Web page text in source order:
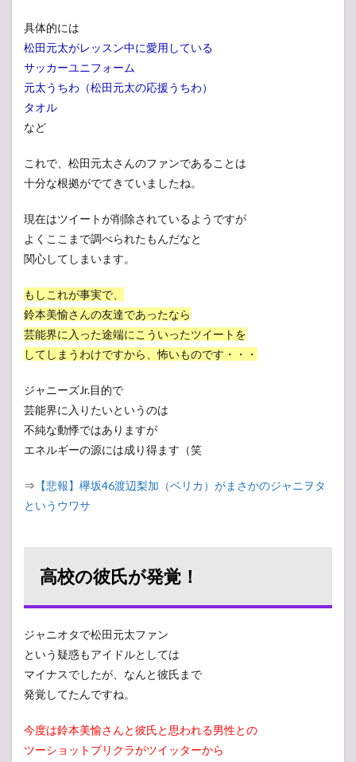
具体的には
松田元太がレッスン中に愛用している
サッカーユニフォーム
元太うちわ（松田元太の応援うちわ）
タオル
など
これで、松田元太さんのファンであることは
十分な根拠がでてきていましたね。
現在はツイートが削除されているようですが
よくここまで調べられたもんだなと
関心してしまいます。
もしこれが事実で、
鈴本美愉さんの友達であったなら
芸能界に入った途端にこういったツイートを
してしまうわけですから、怖いものです・・・
ジャニーズJr.目的で
芸能界に入りたいというのは
不純な動悸ではありますが
エネルギーの源には成り得ます（笑
⇒ 【悲報】欅坂46渡辺梨加（ベリカ）がまさかのジャニヲタ
というウワサ
高校の彼氏が発覚！
ジャニオタで松田元太ファン
という疑惑もアイドルとしては
マイナスでしたが、なんと彼氏まで
発覚してたんですね。
今度は鈴本美愉さんと彼氏と思われる男性との
ツーショットプリクラがツイッターから